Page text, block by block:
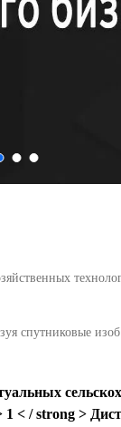
спутниковые изоб
1 < / strong >